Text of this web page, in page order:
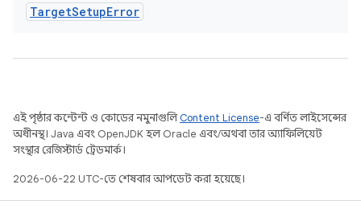
TargetSetupError
এই পৃষ্ঠার কন্টেন্ট ও কোডের নমুনাগুলিContent License-এ বর্ণিত লাইসেন্সের
অধীনস্থ। Java এবং OpenJDK হল Oracle এবং/অথবা তার অ্যাফিলিয়েট
সংস্থার রেজিস্টার্ড ট্রেডমার্ক।
2026-06-22 UTC-তে শেষবার আপডেট করা হয়েছে।